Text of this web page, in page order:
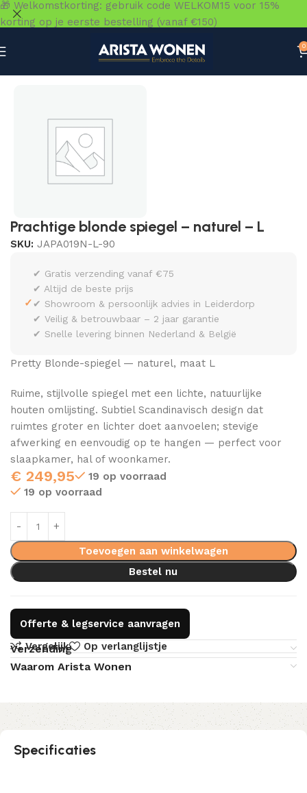
0
Prachtige blonde spiegel – naturel – L
SKU: JAPA019N-L-90
✓
✔ Gratis verzending vanaf €75
✔ Altijd de beste prijs
✔ Showroom & persoonlijk advies in Leiderdorp
✔ Veilig & betrouwbaar – 2 jaar garantie
✔ Snelle levering binnen Nederland & België
Pretty Blonde-spiegel — naturel, maat L
Ruime, stijlvolle spiegel met een lichte, natuurlijke
houten omlijsting. Subtiel Scandinavisch design dat
ruimtes groter en lichter doet aanvoelen; stevige
afwerking en eenvoudig op te hangen — perfect voor
slaapkamer, hal of woonkamer.
€ 249,95
19 op voorraad
19 op voorraad
Toevoegen aan winkelwagen
Bestel nu
Offerte & legservice aanvragen
Vergelijk
Op verlanglijstje
Verzending
Waarom Arista Wonen
Specificaties
🎁 Welkomstkorting: gebruik code WELKOM15 voor 15%
korting op je eerste bestelling (vanaf €150)